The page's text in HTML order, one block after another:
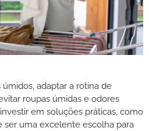
adaptar a rotina de
roupas úmidas e odores
em soluções práticas, como
ser uma excelente escolha para